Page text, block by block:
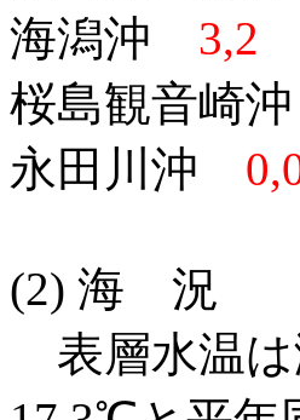
海潟沖 3,2
桜島観音崎
永田川沖
(2) 海 況
表層水温は